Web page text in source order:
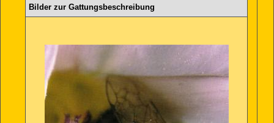
Bilder zur Gattungsbeschreibung